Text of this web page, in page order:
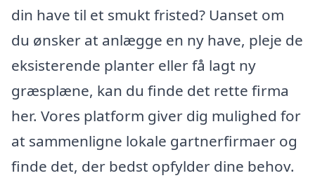
din have til et smukt fristed? Uanset om
du ønsker at anlægge en ny have, pleje de
eksisterende planter eller få lagt ny
græsplæne, kan du finde det rette firma
her. Vores platform giver dig mulighed for
at sammenligne lokale gartnerfirmaer og
finde det, der bedst opfylder dine behov.